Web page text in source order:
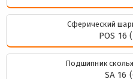
Сферический
POS 16
Подшипник
SA 16